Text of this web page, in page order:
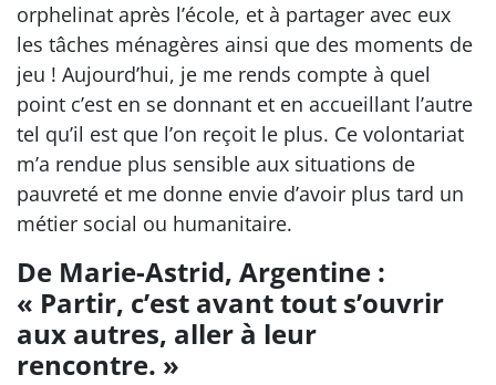
orphelinat après l’école, et à partager avec eux
les tâches ménagères ainsi que des moments de
jeu ! Aujourd’hui, je me rends compte à quel
point c’est en se donnant et en accueillant l’autre
tel qu’il est que l’on reçoit le plus. Ce volontariat
m’a rendue plus sensible aux situations de
pauvreté et me donne envie d’avoir plus tard un
métier social ou humanitaire.
De Marie-Astrid, Argentine :
« Partir, c’est avant tout s’ouvrir
aux autres, aller à leur
rencontre. »